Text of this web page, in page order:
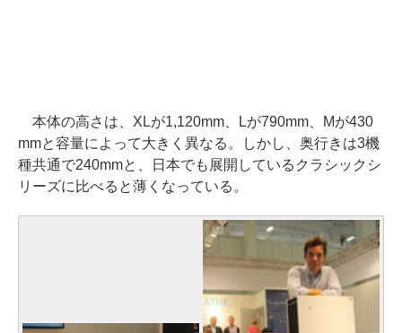
本体の高さは、XLが1,120mm、Lが790mm、Mが430
mmと容量によって大きく異なる。しかし、奥行きは3機
種共通で240mmと、日本でも展開しているクラシックシ
リーズに比べると薄くなっている。